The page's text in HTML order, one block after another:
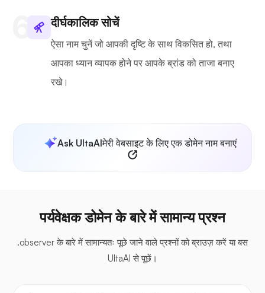
दीर्घकालिक सोचें
ऐसा नाम चुनें जो आपकी दृष्टि के साथ विकसित हो, तथा
आपका ध्यान व्यापक होने पर आपके ब्रांड को ताजा बनाए
रखे।
Ask UltaAIमेरी वेबसाइट के लिए एक डोमेन नाम बनाएं
पर्यवेक्षक डोमेन के बारे में सामान्य प्रश्न
.observer के बारे में सामान्यतः पूछे जाने वाले प्रश्नों को ब्राउज़ करें या बस
UltaAI से पूछें।